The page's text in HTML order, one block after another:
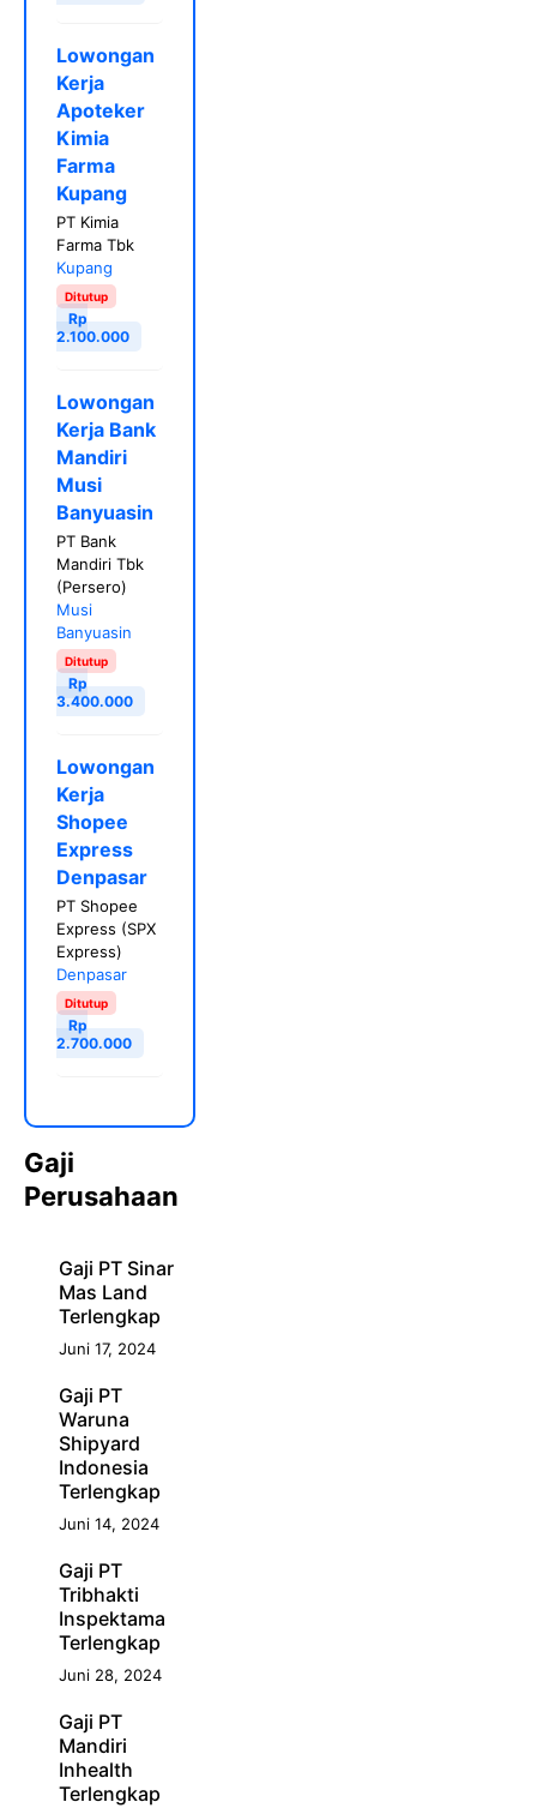
Lowongan
Kerja
Apoteker
Kimia
Farma
Kupang
PT Kimia
Farma Tbk
Kupang
Ditutup
Rp
2.100.000
Lowongan
Kerja Bank
Mandiri
Musi
Banyuasin
PT Bank
Mandiri Tbk
(Persero)
Musi
Banyuasin
Ditutup
Rp
3.400.000
Lowongan
Kerja
Shopee
Express
Denpasar
PT Shopee
Express (SPX
Express)
Denpasar
Ditutup
Rp
2.700.000
Gaji
Perusahaan
Gaji PT Sinar
Mas Land
Terlengkap
Juni 17, 2024
Gaji PT
Waruna
Shipyard
Indonesia
Terlengkap
Juni 14, 2024
Gaji PT
Tribhakti
Inspektama
Terlengkap
Juni 28, 2024
Gaji PT
Mandiri
Inhealth
Terlengkap